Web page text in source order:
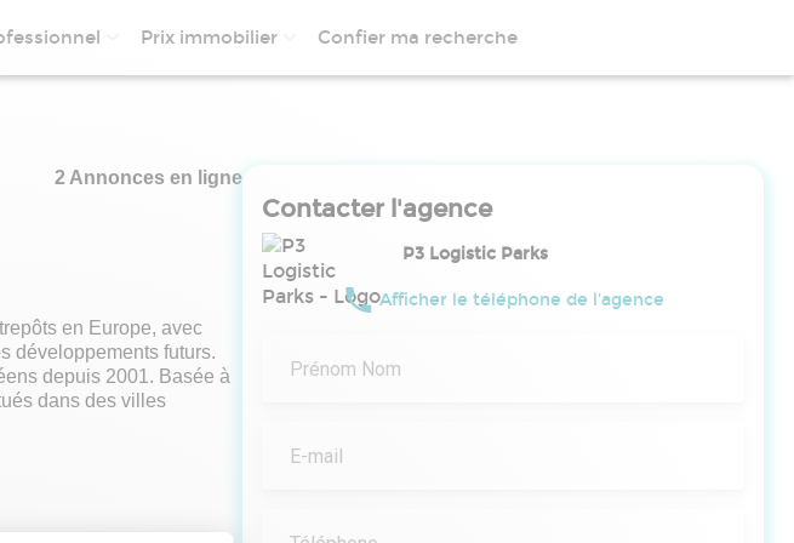
Prix immobilier Confier ma recherche
2 Annonces en ligne
en Europe, avec
développements futurs.
depuis 2001. Basée à
dans des villes
Contacter l'agence
P3 Logistic Parks
Afficher le téléphone de l'agence
Prénom Nom
E-mail